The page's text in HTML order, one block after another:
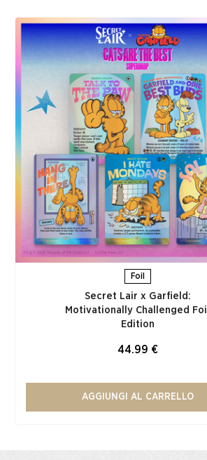
Foil
Secret Lair x Garfield:
Motivationally Challenged Foil
Edition​
44.99 €
AGGIUNGI AL CARRELLO